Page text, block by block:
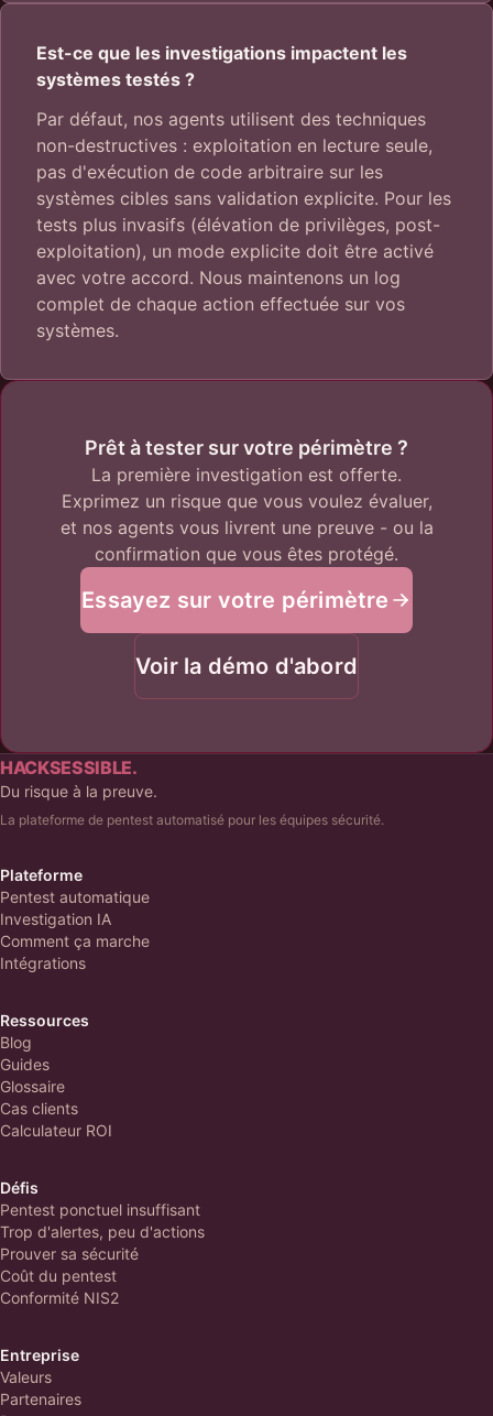
Est-ce que les investigations impactent les
systèmes testés ?
Par défaut, nos agents utilisent des techniques
non-destructives : exploitation en lecture seule,
pas d'exécution de code arbitraire sur les
systèmes cibles sans validation explicite. Pour les
tests plus invasifs (élévation de privilèges, post-
exploitation), un mode explicite doit être activé
avec votre accord. Nous maintenons un log
complet de chaque action effectuée sur vos
systèmes.
Prêt à tester sur votre périmètre ?
La première investigation est offerte.
Exprimez un risque que vous voulez évaluer,
et nos agents vous livrent une preuve - ou la
confirmation que vous êtes protégé.
Essayez sur votre périmètre
Voir la démo d'abord
HACKSESSIBLE.
Du risque à la preuve.
La plateforme de pentest automatisé pour les équipes sécurité.
Plateforme
Pentest automatique
Investigation IA
Comment ça marche
Intégrations
Ressources
Blog
Guides
Glossaire
Cas clients
Calculateur ROI
Défis
Pentest ponctuel insuffisant
Trop d'alertes, peu d'actions
Prouver sa sécurité
Coût du pentest
Conformité NIS2
Entreprise
Valeurs
Partenaires